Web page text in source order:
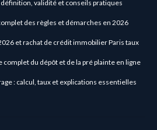
validité et conseils pratiques
des règles et démarches en 2026
et rachat de crédit immobilier Paris taux
complet du dépôt et de la pré plainte en ligne
: calcul, taux et explications essentielles